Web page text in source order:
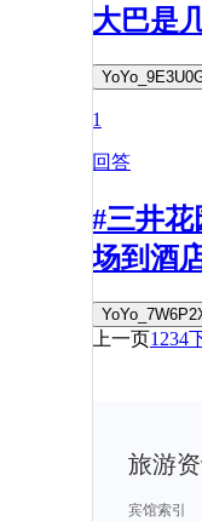
大巴是
1
回答
#三井
场到酒
上一页1 234
旅游
宾馆索引